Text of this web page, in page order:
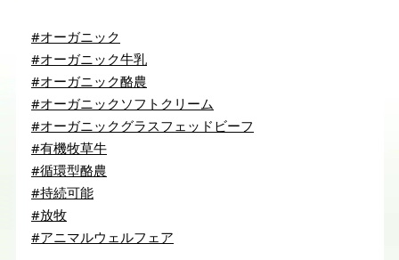
#オーガニック
#オーガニック牛乳
#オーガニック酪農
#オーガニックソフトクリーム
#オーガニックグラスフェッドビーフ
#有機牧草牛
#循環型酪農
#持続可能
#放牧
#アニマルウェルフェア